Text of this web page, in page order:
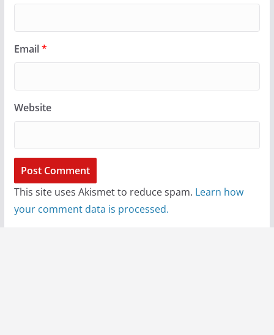
Email*
Website
This site uses Akismet to reduce spam. Learn how
your comment data is processed.